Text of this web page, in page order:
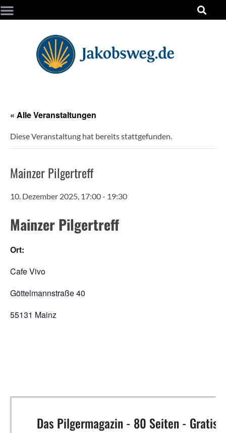
« Alle Veranstaltungen
Diese Veranstaltung hat bereits stattgefunden.
Mainzer Pilgertreff
10. Dezember 2025, 17:00- 19:30
Mainzer Pilgertreff
Ort:
Cafe Vivo
Göttelmannstraße 40
55131 Mainz
Das Pilgermagazin - 80 Seiten - Gratis!